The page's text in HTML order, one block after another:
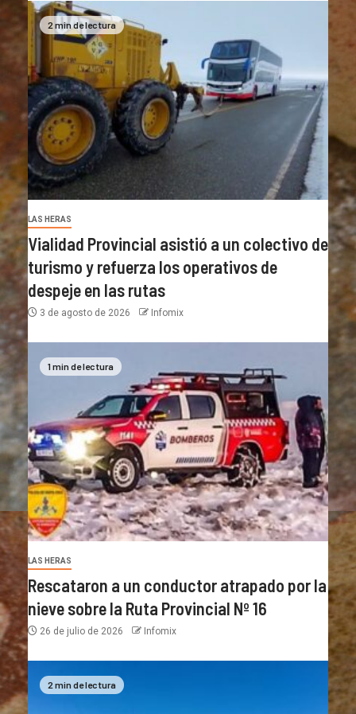
2 min de lectura
LAS HERAS
Vialidad Provincial asistió a un colectivo de
turismo y refuerza los operativos de
despeje en las rutas
3 de agosto de 2026 Infomix
1 min de lectura
LAS HERAS
Rescataron a un conductor atrapado por la
nieve sobre la Ruta Provincial Nº 16
26 de julio de 2026 Infomix
2 min de lectura